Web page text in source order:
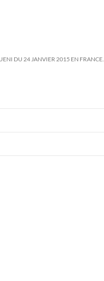
DU 24 JANVIER 2015 EN FRANCE.